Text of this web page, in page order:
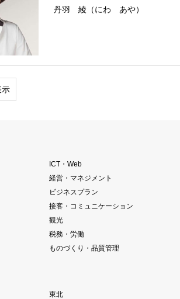
丹羽 綾（にわ あや）
示
ICT・Web
経営・マネジメント
ビジネスプラン
接客・コミュニケーション
観光
税務・労働
ものづくり・品質管理
東北